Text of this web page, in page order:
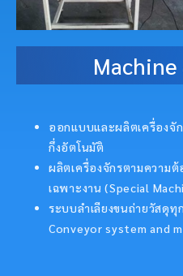
Machine
ออกแบบและผลิตเครื่องจั
กึ่งอัตโนมัติ
ผลิตเครื่องจักรตามความต้
เฉพาะงาน (Special
ระบบลำเลียงขนถ่ายวัสดุ
Conveyor system and